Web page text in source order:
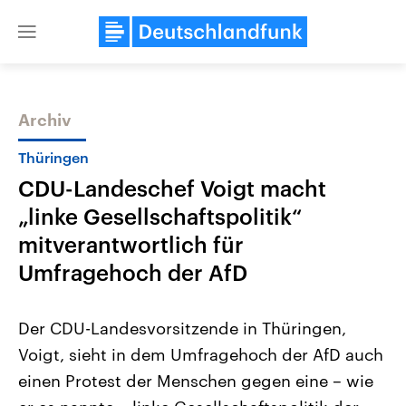
Close
Themen
2026
Alle Informationen
Sachsen-Anhalt wählt am 6.
September 2026 einen neuen
Landtag. Seit 2021 wird das
Bundesland von einer Koalition aus
Aktuelle Beiträge,
Hintergründe
Wirtschaftlich und
gehören die Vereinigten
den mächtigsten Ländern
mit großem Einfluss auf
Archiv
Thüringen
CDU-Landeschef Voigt macht
„linke Gesellschaftspolitik“
mitverantwortlich für
Umfragehoch der AfD
Der CDU-Landesvorsitzende in Thüringen,
Voigt, sieht in dem Umfragehoch der AfD auch
einen Protest der Menschen gegen eine – wie